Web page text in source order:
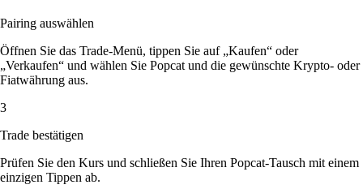
Pairing auswählen
Öffnen Sie das Trade-Menü, tippen Sie auf „Kaufen“ oder
„Verkaufen“ und wählen Sie Popcat und die gewünschte Krypto- oder
Fiatwährung aus.
3
Trade bestätigen
Prüfen Sie den Kurs und schließen Sie Ihren Popcat-Tausch mit einem
einzigen Tippen ab.